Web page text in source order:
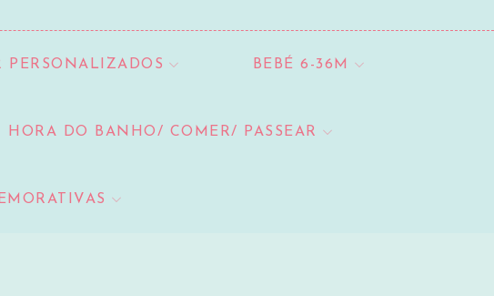
PERSONALIZADOS BEBÉ 6-36M
HORA DO BANHO/ COMER/ PASSEAR